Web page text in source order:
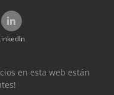
en esta web están